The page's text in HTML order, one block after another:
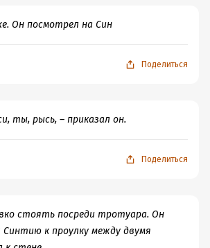
Он посмотрел на Син
Поделиться
ты, рысь, – приказал он.
Поделиться
стоять посреди тротуара. Он
Синтию к проулку между двумя